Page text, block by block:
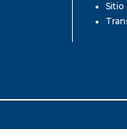
Sitio